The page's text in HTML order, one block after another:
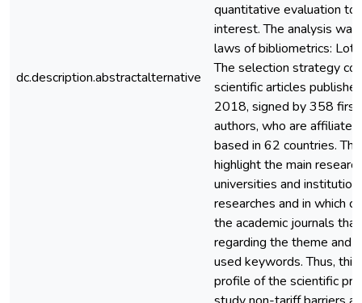
dc.description.abstractalternative
quantitative evaluation to
interest. The analysis
laws of bibliometrics:
The selection strategy
scientific articles
2018, signed by 358
authors, who are
based in 62 countries.
highlight the main
universities and
researches and in which
the academic journals
regarding the theme and
used keywords. Thus,
profile of the scientific